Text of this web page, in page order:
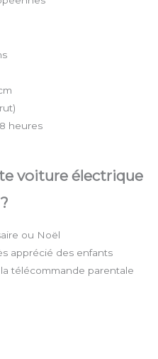
heures
voiture électrique
ou Noël
apprécié des enfants
télécommande parentale